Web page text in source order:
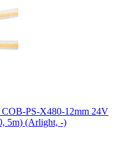
COB-PS-X480-12mm 24V
5m) (Arlight, -)